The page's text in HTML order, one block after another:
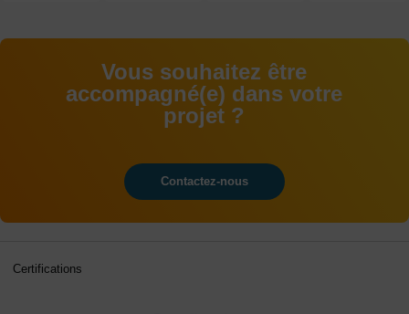
Vous souhaitez être
accompagné(e) dans votre
projet ?
Contactez-nous
Certifications